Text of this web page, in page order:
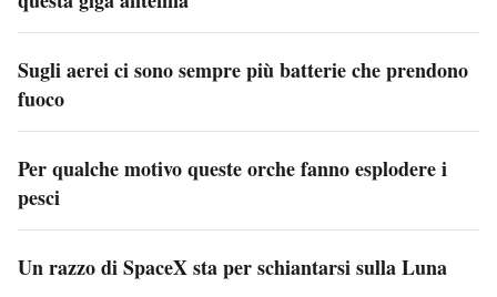
Sugli aerei ci sono sempre più batterie che prendono
fuoco
Per qualche motivo queste orche fanno esplodere i
pesci
Un razzo di SpaceX sta per schiantarsi sulla Luna